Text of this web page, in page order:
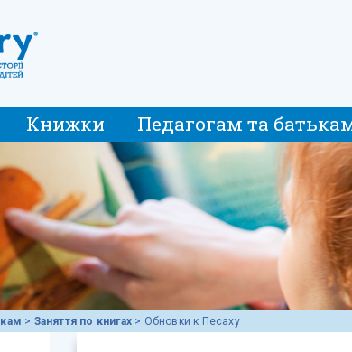
Книжки Педагогам та
> Заняття по книгах > Обновки к Песаху